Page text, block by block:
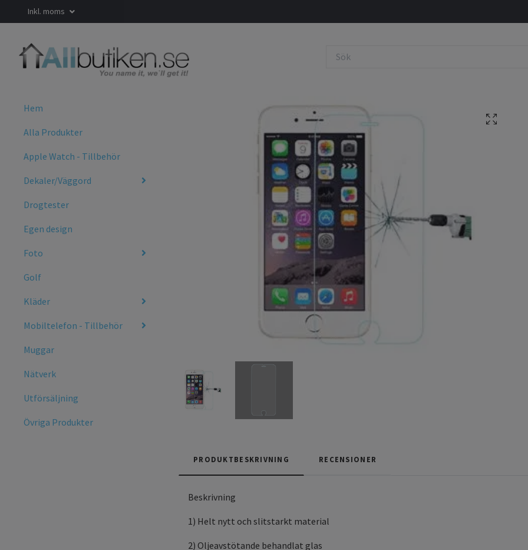
Inkl. moms
Hem
Alla Produkter
Apple Watch - Tillbehör
Dekaler/Väggord
Drogtester
Egen design
Foto
Golf
Kläder
Mobiltelefon - Tillbehör
Muggar
Nätverk
Utförsäljning
Övriga Produkter
PRODUKTBESKRIVNING RECENSIONER
Beskrivning
1) Helt nytt och slitstarkt material
2) Oljeavstötande behandlat glas